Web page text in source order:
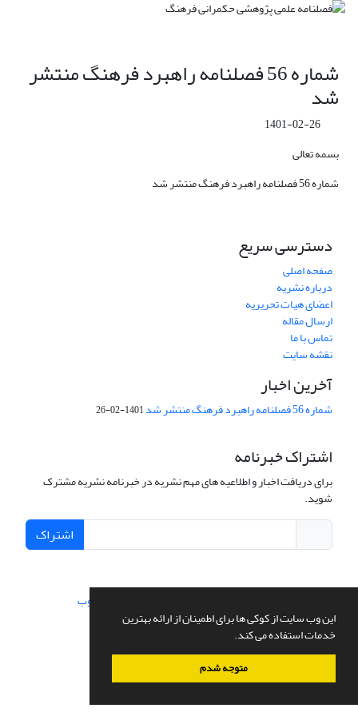
این وب سایت از کوکی ها برای اطمینان از ارائه بهترین
خدمات استفاده می کند.
متوجه شدم
شماره 56 فصلنامه راهبرد فرهنگ منتشر
شد
1401-02-26
بسمه تعالی
شماره 56 فصلنامه راهبرد فرهنگ منتشر شد
دسترسی سریع
صفحه اصلی
درباره نشریه
اعضای هیات تحریریه
ارسال مقاله
تماس با ما
نقشه سایت
آخرین اخبار
شماره 56 فصلنامه راهبرد فرهنگ منتشر شد 1401-02-26
اشتراک خبرنامه
برای دریافت اخبار و اطلاعیه های مهم نشریه در خبرنامه نشریه مشترک
شوید.
اشتراک
سیناوب